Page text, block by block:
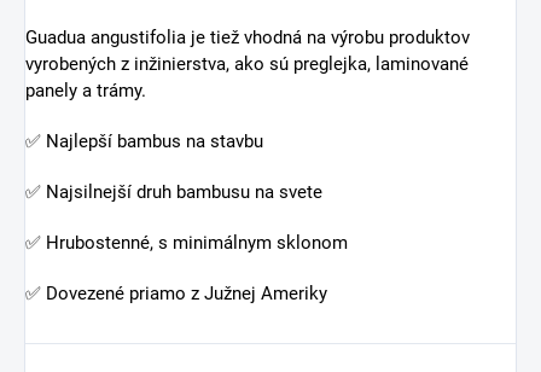
Guadua angustifolia je tiež vhodná na výrobu produktov
vyrobených z inžinierstva, ako sú preglejka, laminované
panely a trámy.
✅ Najlepší bambus na stavbu
✅ Najsilnejší druh bambusu na svete
✅ Hrubostenné, s minimálnym sklonom
✅ Dovezené priamo z Južnej Ameriky